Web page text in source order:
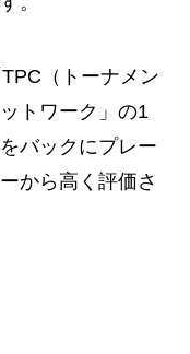
（トーナメン
トワーク」の1
バックにプレー
から高く評価さ